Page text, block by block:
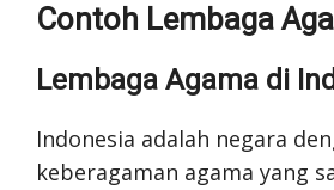
Contoh Lembaga
Lembaga Agama di
Indonesia adalah negara
keberagaman agama yang